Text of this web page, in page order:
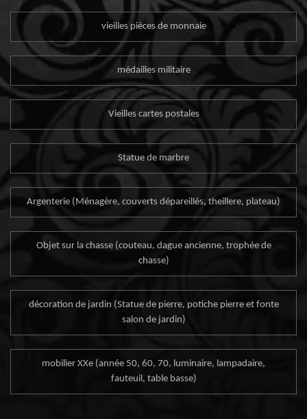
vieilles pièces de monnaie
médailles militaire
Vieilles cartes postales
Statue de marbre
Argenterie (Ménagère, couverts dépareillés, theillere, plateau)
Objet sur la chasse (couteau, dague ancienne, trophée de
chasse)
décoration de jardin (Statue de pierre, potiche pierre et fonte
salon de jardin)
mobilier XXe (année 50, 60, 70, luminaire, lampadaire,
fauteuil, table basse)